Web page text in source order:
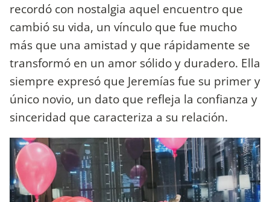
recordó con nostalgia aquel encuentro que
cambió su vida, un vínculo que fue mucho
más que una amistad y que rápidamente se
transformó en un amor sólido y duradero. Ella
siempre expresó que Jeremías fue su primer y
único novio, un dato que refleja la confianza y
sinceridad que caracteriza a su relación.